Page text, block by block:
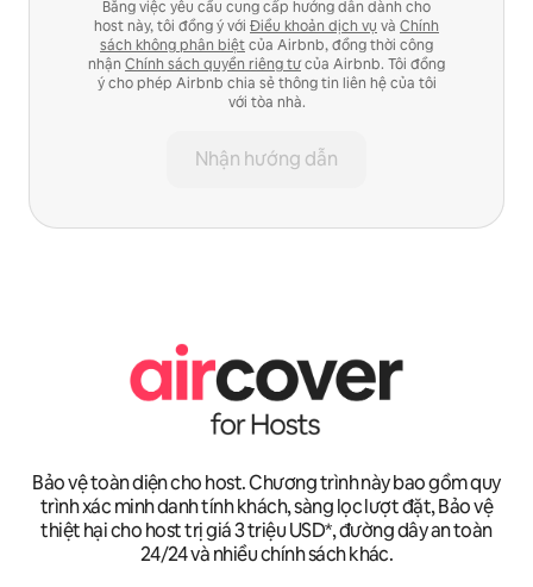
Bằng việc yêu cầu cung cấp hướng dẫn dành cho
host này, tôi đồng ý với Điều khoản dịch vụ và Chính
sách không phân biệtcủa Airbnb, đồng thời công
nhận Chính sách quyền riêng tưcủa Airbnb. Tôi đồng
ý cho phép Airbnb chia sẻ thông tin liên hệ của tôi
với tòa nhà.
Nhận hướng dẫn
Bảo vệ toàn diện cho host. Chương trình này bao gồm quy
trình xác minh danh tính khách, sàng lọc lượt đặt, Bảo vệ
thiệt hại cho host trị giá 3 triệu USD*, đường dây an toàn
24/24 và nhiều chính sách khác.